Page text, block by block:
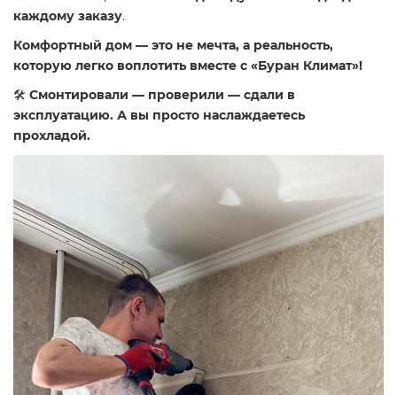
каждому заказу.
Комфортный дом — это не мечта, а реальность,
которую легко воплотить вместе с «Буран Климат»!
🛠 Смонтировали — проверили — сдали в
эксплуатацию. А вы просто наслаждаетесь
прохладой.